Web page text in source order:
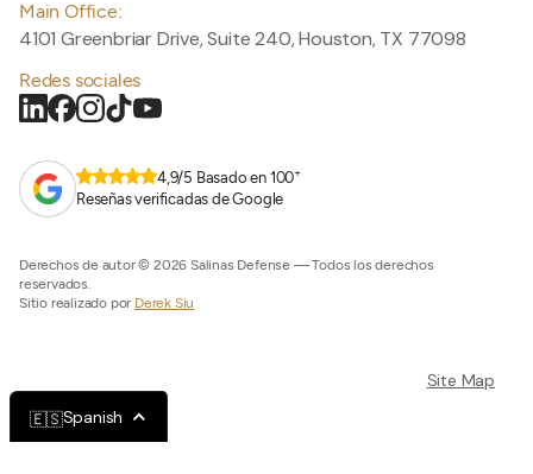
Main Office:
4101 Greenbriar Drive, Suite 240, Houston, TX 77098
Redes sociales
4,9/5 Basado en 100+
Reseñas verificadas de Google
Derechos de autor © 2026 Salinas Defense — Todos los derechos
reservados.
Sitio realizado por Derek Siu
Site Map
🇪🇸Spanish